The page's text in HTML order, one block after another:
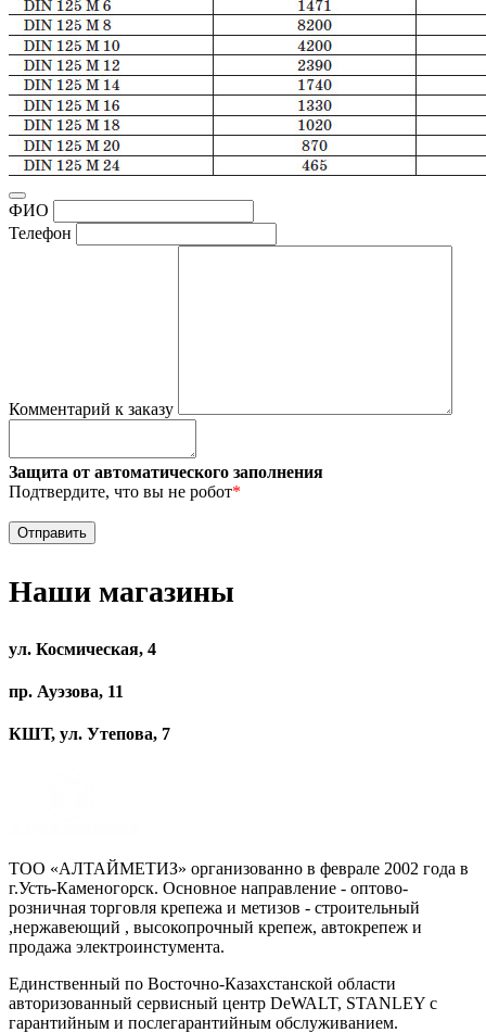
ФИО
Телефон
Комментарий к заказу
Защита от автоматического заполнения
Подтвердите, что вы не робот*
Наши магазины
ул. Космическая, 4
пр. Ауэзова, 11
КШТ, ул. Утепова, 7
ТОО «АЛТАЙМЕТИЗ» организованно в феврале 2002 года в
г.Усть-Каменогорск. Основное направление - оптово-
розничная торговля крепежа и метизов - строительный
,нержавеющий , высокопрочный крепеж, автокрепеж и
продажа электроинстумента.
Единственный по Восточно-Казахстанской области
авторизованный сервисный центр DeWALT, STANLEY с
гарантийным и послегарантийным обслуживанием.